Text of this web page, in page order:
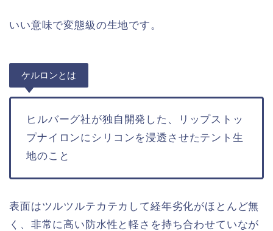
いい意味で変態級の生地です。
ケルロンとは
ヒルバーグ社が独自開発した、リップストッ
プナイロンにシリコンを浸透させたテント生
地のこと
表面はツルツルテカテカして経年劣化がほとんど無
く、非常に高い防水性と軽さを持ち合わせていなが